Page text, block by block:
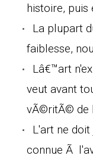
histoire, puis
La plupart
faiblesse,
Lâ€™art
veut avant
vÃ©ritÃ© de
L'art ne
connue Ã